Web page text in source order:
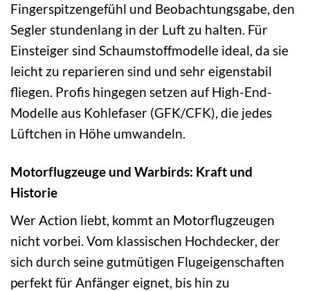
Fingerspitzengefühl und Beobachtungsgabe, den
Segler stundenlang in der Luft zu halten. Für
Einsteiger sind Schaumstoffmodelle ideal, da sie
leicht zu reparieren sind und sehr eigenstabil
fliegen. Profis hingegen setzen auf High-End-
Modelle aus Kohlefaser (GFK/CFK), die jedes
Lüftchen in Höhe umwandeln.
Motorflugzeuge und Warbirds: Kraft und
Historie
Wer Action liebt, kommt an Motorflugzeugen
nicht vorbei. Vom klassischen Hochdecker, der
sich durch seine gutmütigen Flugeigenschaften
perfekt für Anfänger eignet, bis hin zu